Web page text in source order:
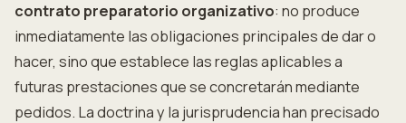
contrato preparatorio organizativo: no produce
inmediatamente las obligaciones principales de dar o
hacer, sino que establece las reglas aplicables a
futuras prestaciones que se concretarán mediante
pedidos. La doctrina y la jurisprudencia han precisado